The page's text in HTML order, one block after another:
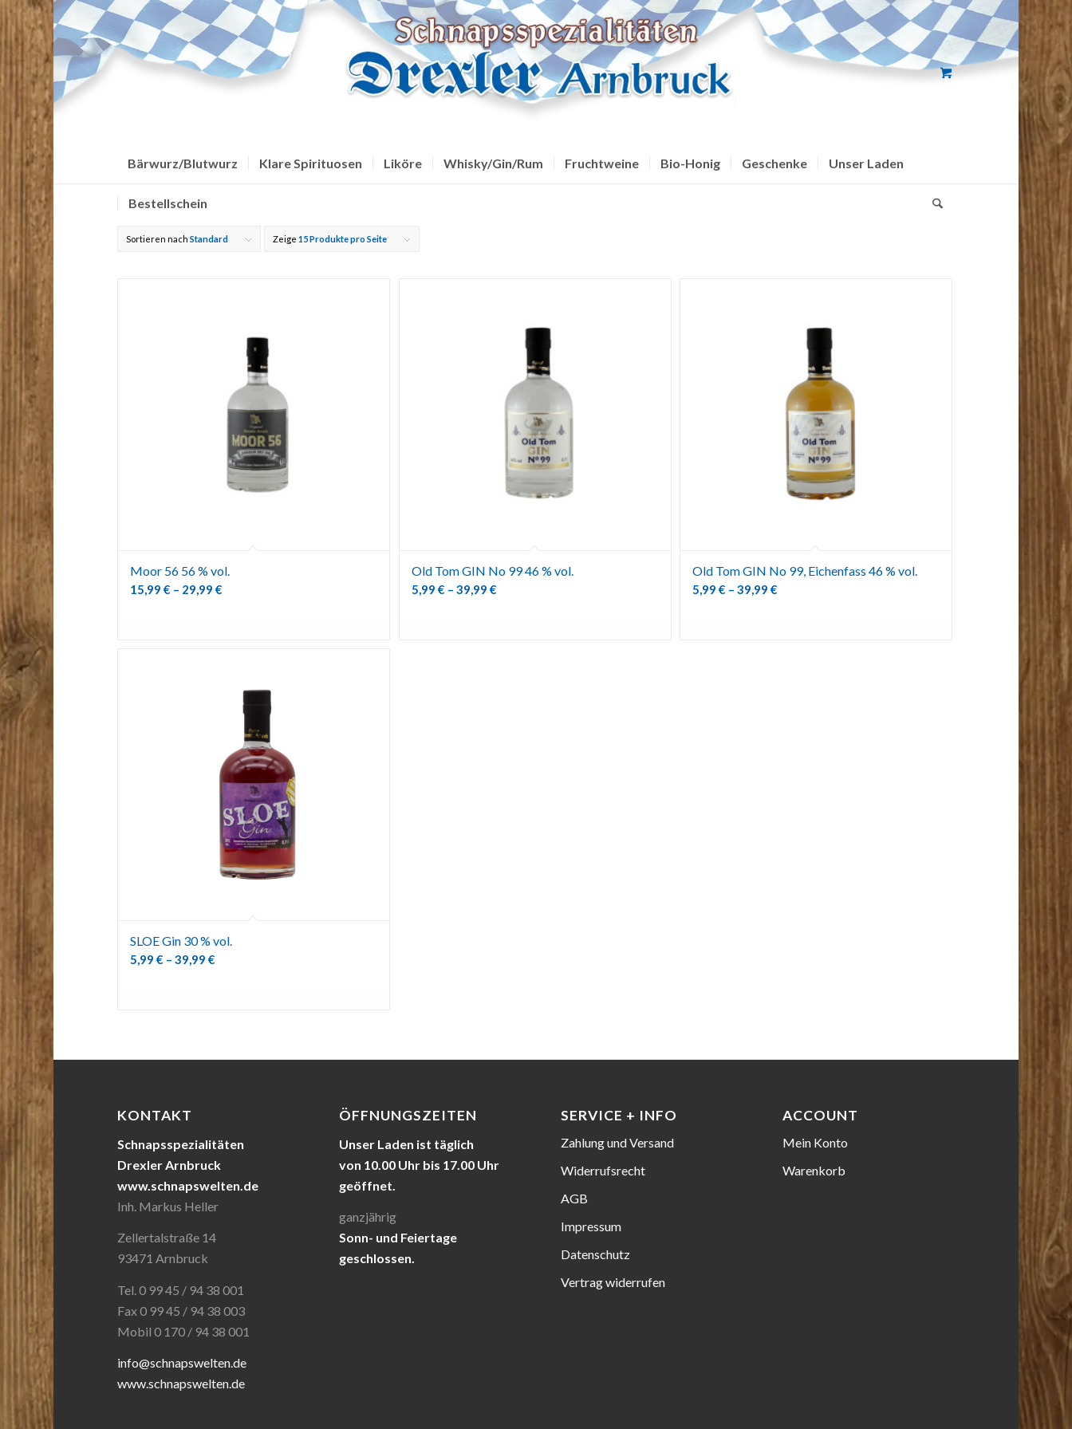
Bärwurz/Blutwurz Klare Spirituosen Liköre Whisky/Gin/Rum Fruchtweine Bio-Honig Geschenke Unser Laden
Bestellschein
Sortieren nachStandard Zeige15 Produkte pro Seite
Moor 56 56 % vol.
15,99€ – 29,99€
Old Tom GIN No 99 46 % vol.
5,99 € – 39,99 €
Old Tom GIN No 99, Eichenfass 46 % vol.
5,99€ –39,99€
SLOE Gin 30 % vol.
5,99€ –39,99€
KONTAKT
Schnapsspezialitäten
Drexler Arnbruck
www.schnapswelten.de
Inh. Markus Heller
Zellertalstraße 14
93471 Arnbruck
Tel. 0 99 45 / 94 38 001
Fax 0 99 45 / 94 38 003
Mobil 0 170 / 94 38 001
info@schnapswelten.de
www.schnapswelten.de
ÖFFNUNGSZEITEN
Unser Laden ist täglich
von 10.00 Uhr bis 17.00 Uhr
geöffnet.
ganzjährig
Sonn- und Feiertage
geschlossen.
SERVICE + INFO
Zahlung und Versand
Widerrufsrecht
AGB
Impressum
Datenschutz
Vertrag widerrufen
ACCOUNT
Mein Konto
Warenkorb